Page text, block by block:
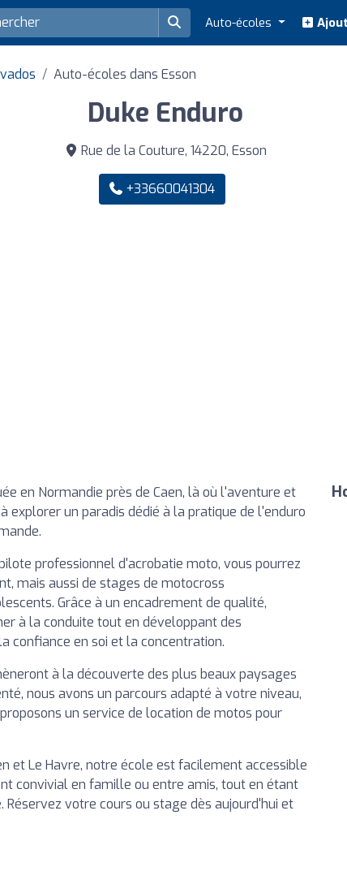
Auto-écoles
Auto-écoles dans Esson
Duke Enduro
Rue de la Couture, 14220, Esson
+33660041304
en Normandie près de Caen, là où l'aventure et
explorer un paradis dédié à la pratique de l'enduro
professionnel d'acrobatie moto, vous pourrez
mais aussi de stages de motocross
Grâce à un encadrement de qualité,
à la conduite tout en développant des
confiance en soi et la concentration.
à la découverte des plus beaux paysages
nous avons un parcours adapté à votre niveau,
un service de location de motos pour
et Le Havre, notre école est facilement accessible
convivial en famille ou entre amis, tout en étant
votre cours ou stage dès aujourd'hui et